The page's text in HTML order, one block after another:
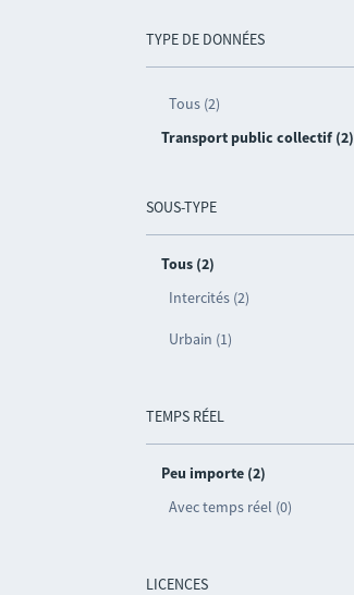
TYPE DE DONNÉES
Tous (2)
Transport public collectif (2)
SOUS-TYPE
Tous (2)
Intercités (2)
Urbain (1)
TEMPS RÉEL
Peu importe (2)
Avec temps réel (0)
LICENCES